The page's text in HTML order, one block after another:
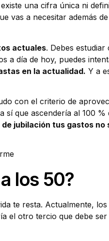
una cifra única ni
vas a necesitar además
actuales. Debes
a día de hoy, puedes
en la actualidad. Y a
con el criterio de
que ascendería al 100
jubilación tus gastos no
los 50?
te resta. Actualmente,
el otro tercio que debe